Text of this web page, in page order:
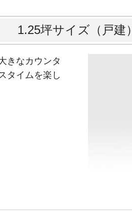
1.25坪サイズ（戸建）
きなカウンタ
タイムを楽し